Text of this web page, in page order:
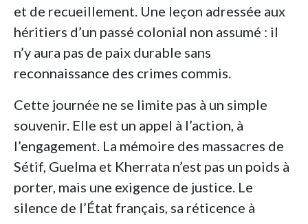
et de recueillement. Une leçon adressée aux
héritiers d’un passé colonial non assumé : il
n’y aura pas de paix durable sans
reconnaissance des crimes commis.
Cette journée ne se limite pas à un simple
souvenir. Elle est un appel à l’action, à
l’engagement. La mémoire des massacres de
Sétif, Guelma et Kherrata n’est pas un poids à
porter, mais une exigence de justice. Le
silence de l’État français, sa réticence à